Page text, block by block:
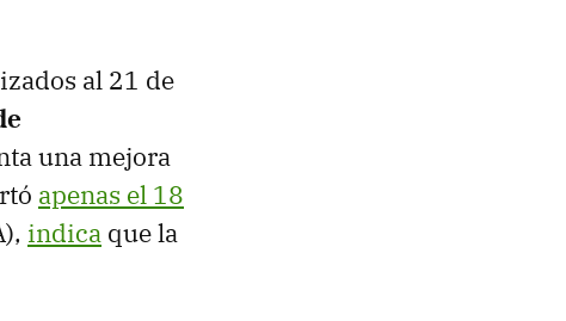
al 21 de
una mejora
apenas el 18
indica que la